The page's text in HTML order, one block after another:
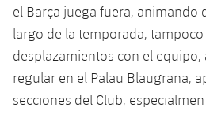
Spotify Camp Nou
Palau Blaugrana
Estadi Johan Cruyff
SUB11 B
SUB10 B
Clasificación
Jugadores
Cadete A
Cadete B
Infantil A
Actualidad
Calendario
Barça Atlètic
plusicon
más
Actualidad
Calendario
Base
plusicon
más
Actualidad
el Barça juega fuera, animando
largo de la temporada,
desplazamientos con el equipo,
regular en el Palau Blaugrana,
secciones del Club,